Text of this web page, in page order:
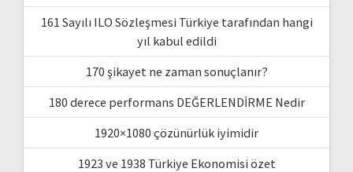
161 Sayılı ILO Sözleşmesi Türkiye tarafından hangi
yıl kabul edildi
170 şikayet ne zaman sonuçlanır?
180 derece performans DEĞERLENDİRME Nedir
1920×1080 çözünürlük iyimidir
1923 ve 1938 Türkiye Ekonomisi özet